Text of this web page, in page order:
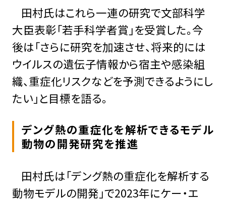
田村氏はこれら一連の研究で文部科学
大臣表彰「若手科学者賞」を受賞した。今
後は「さらに研究を加速させ、将来的には
ウイルスの遺伝子情報から宿主や感染組
織、重症化リスクなどを予測できるようにし
たい」と目標を語る。
デング熱の重症化を解析できるモデル
動物の開発研究を推進
田村氏は「デング熱の重症化を解析する
動物モデルの開発」で2023年にケー・エ